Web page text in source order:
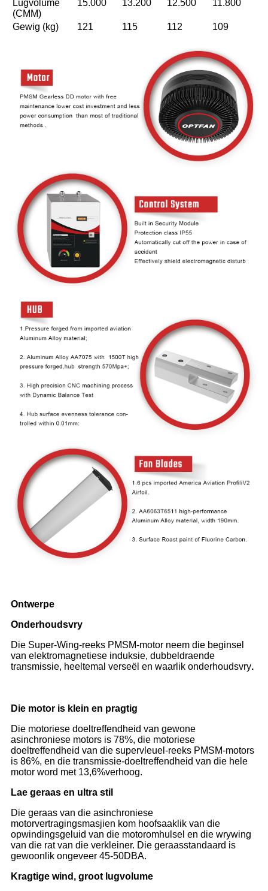
Lugvolume
(CMM)
15.000 13.200 12.500 11.800
Gewig (kg) 121 115 112 109
Ontwerpe
Onderhoudsvry
Die Super-Wing-reeks PMSM-motor neem die beginsel
van elektromagnetiese induksie, dubbeldraende
transmissie, heeltemal verseël en waarlik onderhoudsvry.
Die motor is klein en pragtig
Die motoriese doeltreffendheid van gewone
asinchroniese motors is 78%, die motoriese
doeltreffendheid van die supervleuel-reeks PMSM-motors
is 86%, en die transmissie-doeltreffendheid van die hele
motor word met 13,6%verhoog.
Lae geraas en ultra stil
Die geraas van die asinchroniese
motorvertragingsmasjien kom hoofsaaklik van die
opwindingsgeluid van die motoromhulsel en die wrywing
van die rat van die verkleiner. Die geraasstandaard is
gewoonlik ongeveer 45-50DBA.
Kragtige wind, groot lugvolume